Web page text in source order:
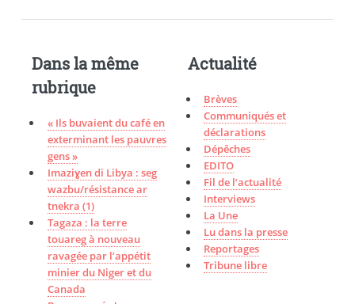
Dans la même
rubrique
« Ils buvaient du café en
exterminant les pauvres
gens »
Imaziɣen di Libya : seg
wazbu/résistance ar
tnekra (1)
Tagaza : la terre
touareg à nouveau
ravagée par l’appétit
minier du Niger et du
Canada
Actualité
Brèves
Communiqués et
déclarations
Dépêches
EDITO
Fil de l’actualité
Interviews
La Une
Lu dans la presse
Reportages
Tribune libre